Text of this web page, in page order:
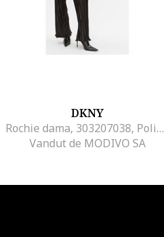
DKNY
Rochie dama, 303207038, Poliester, Negru, Negru
Vandut de MODIVO SA